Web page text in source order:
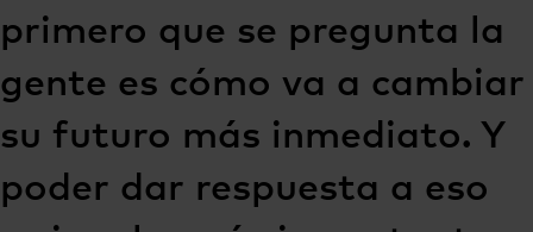
primero que se pregunta la
gente es cómo va a cambiar
su futuro más inmediato. Y
poder dar respuesta a eso